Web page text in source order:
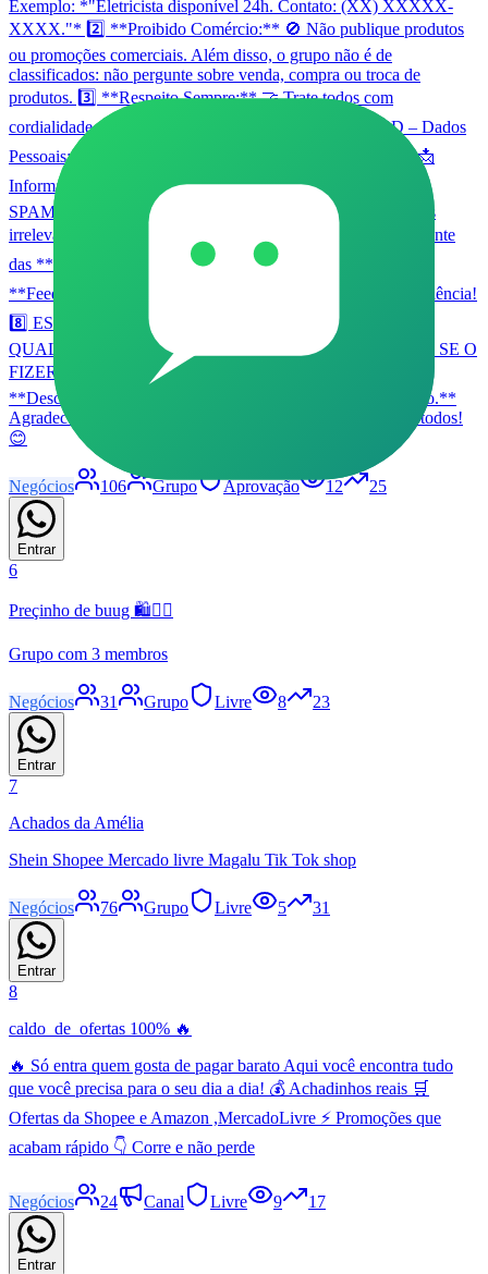
Exemplo: *"Eletricista disponível 24h. Contato: (XX) XXXXX-
XXXX."* 2️⃣ **Proibido Comércio:** 🚫 Não publique produtos
ou promoções comerciais. Além disso, o grupo não é de
classificados: não pergunte sobre venda, compra ou troca de
produtos. 3️⃣ **Respeito Sempre:** 🤝 Trate todos com
cordialidade. Ofensas resultam em remoção. 4️⃣ **LGPD – Dados
Pessoais:** 🔒 Não compartilhe dados sensíveis de clientes. 📩
Informações privadas só via mensagens diretas. 5️⃣ **Sem
SPAM:** 🚫 Proibido mensagens repetitivas, correntes e links
irrelevantes. 6️⃣ **Horário de Postagens:** ⏰ Preferencialmente
das **8h às 20h** para respeitar a rotina dos membros. 7️⃣
**Feedbacks:** ⭐ Contratou alguém? Compartilhe sua experiência!
8️⃣ ESTÁ PROIBIDO POSTAGEM OU MENCIONAR
QUALQUER ASSUNTO RELACIONADO À POLÍTICA. SE O
FIZER, SERÁ RETIRADO DO GRUPO. --- ⚠️
**Descumprimento das regras pode levar à remoção do grupo.**
Agradecemos por manter este espaço organizado e útil para todos!
😊
Negócios 106 Grupo Aprovação 12 25
Entrar
6
Preçinho de buug 🛍🏃‍♀️
Grupo com 3 membros
Negócios 31 Grupo Livre 8 23
Entrar
7
Achados da Amélia
Shein Shopee Mercado livre Magalu Tik Tok shop
Negócios 76 Grupo Livre 5 31
Entrar
8
caldo_de_ofertas 100% 🔥
🔥 Só entra quem gosta de pagar barato Aqui você encontra tudo
que você precisa para o seu dia a dia! 💰 Achadinhos reais 🛒
Ofertas da Shopee e Amazon ,MercadoLivre ⚡ Promoções que
acabam rápido 👇 Corre e não perde
Negócios 24 Canal Livre 9 17
Entrar